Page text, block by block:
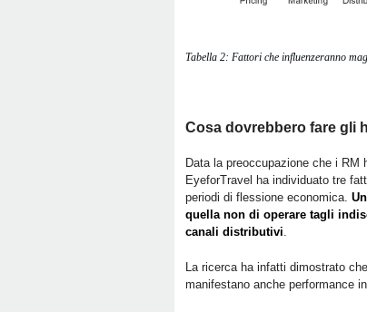
Tabella 2: Fattori che influenzeranno
Cosa dovrebbero fare gli
Data la preoccupazione che i
EyeforTravel ha individuato tre
periodi di flessione economica.
quella non di operare tagli
canali distributivi.
La ricerca ha infatti dimostrato
manifestano anche performance